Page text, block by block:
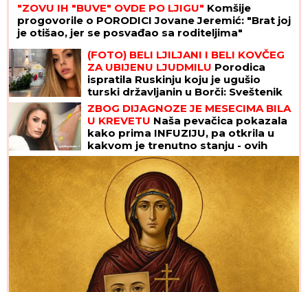
"ZOVU IH "BUVE" OVDE PO LJIGU" Komšije
progovorile o PORODICI Jovane Jeremić: "Brat joj
je otišao, jer se posvađao sa roditeljima"
(FOTO) BELI LJILJANI I BELI KOVČEG
ZA UBIJENU LJUDMILU Porodica
ispratila Ruskinju koju je ugušio
turski državljanin u Borči: Sveštenik
držao opelo na Lešću
ZBOG DIJAGNOZE JE MESECIMA BILA
U KREVETU Naša pevačica pokazala
kako prima INFUZIJU, pa otkrila u
kakvom je trenutno stanju - ovih
dana prodaje i kuću